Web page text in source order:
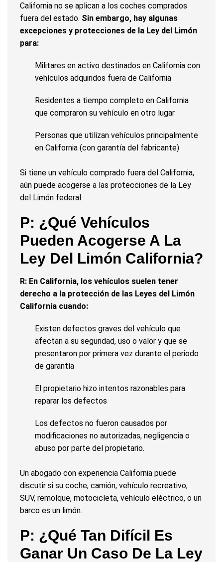
California no se aplican a los coches comprados
fuera del estado. Sin embargo, hay algunas
excepciones y protecciones de la Ley del Limón
para:
Militares en activo destinados en California con
vehículos adquiridos fuera de California
Residentes a tiempo completo en California
que compraron su vehículo en otro lugar
Personas que utilizan vehículos principalmente
en California (con garantía del fabricante)
Si tiene un vehículo comprado fuera del California,
aún puede acogerse a las protecciones de la Ley
del Limón federal.
P: ¿Qué Vehículos
Pueden Acogerse A La
Ley Del Limón California?
R: En California, los vehículos suelen tener
derecho a la protección de las Leyes del Limón
California cuando:
Existen defectos graves del vehículo que
afectan a su seguridad, uso o valor y que se
presentaron por primera vez durante el periodo
de garantía
El propietario hizo intentos razonables para
reparar los defectos
Los defectos no fueron causados por
modificaciones no autorizadas, negligencia o
abuso por parte del propietario.
Un abogado con experiencia California puede
discutir si su coche, camión, vehículo recreativo,
SUV, remolque, motocicleta, vehículo eléctrico, o un
barco es un limón.
P: ¿Qué Tan Difícil Es
Ganar Un Caso De La Ley